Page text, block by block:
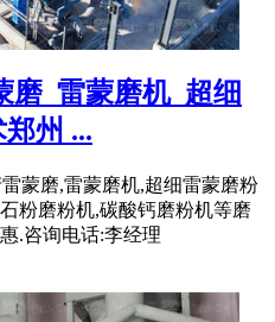
磨_雷蒙磨机_超细
州 ...
蒙磨,雷蒙磨机,超细雷蒙磨粉
粉磨粉机,碳酸钙磨粉机等磨
.咨询电话:李经理